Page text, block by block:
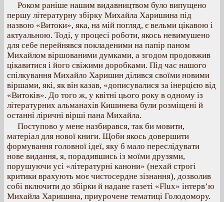
Роком раніше нашим видавництвом було випущено
першу літературну збірку Михайла Харишина під
назвою «Витоки», яка, на мій погляд, є вельми цікавою і
актуальною. Тоді, у процесі роботи, якось невимушено
для себе перейнявся покладеними на папір паном
Михайлом віршованими думками, а згодом продовжив
цікавитися і його свіжими доробками. Під час нашого
спілкування Михайло Харишин ділився своїми новими
віршами, які, як він казав, «дописувалися за інерцією від
«Витоків». До того ж, у квітні цього року в одному із
літературних альманахів Кишинева були розміщені й
останні ліричні вірші пана Михайла.
Поступово у мене назбирався, так би мовити,
матеріал для нової книги. Щоби якось довершити
формування головної ідеї, яку б мало переслідувати
нове видання, я, порадившись із моїми друзями,
порушуючи усі «літературні канони» (нехай строгі
критики врахують моє чистосердне зізнання), дозволив
собі включити до збірки й надане газеті «Flux» інтерв’ю
Михайла Харишина, приурочене тематиці Голодомору.